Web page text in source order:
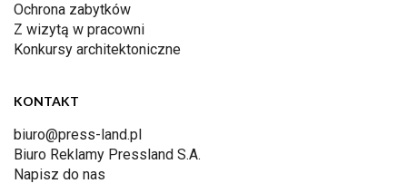
Ochrona zabytków
Z wizytą w pracowni
Konkursy architektoniczne
KONTAKT
biuro@press-land.pl
Biuro Reklamy Pressland S.A.
Napisz do nas